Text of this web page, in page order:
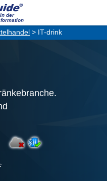
der
> IT-drink